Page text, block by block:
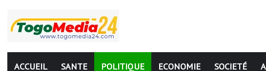
ACCUEIL SANTE POLITIQUE ECONOMIE SOCIETÉ